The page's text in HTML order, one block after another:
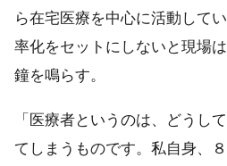
ら在宅医療を中心に活動して
率化をセットにしないと現場
鐘を鳴らす。
「医療者というのは、どうし
てしまうものです。私自身、